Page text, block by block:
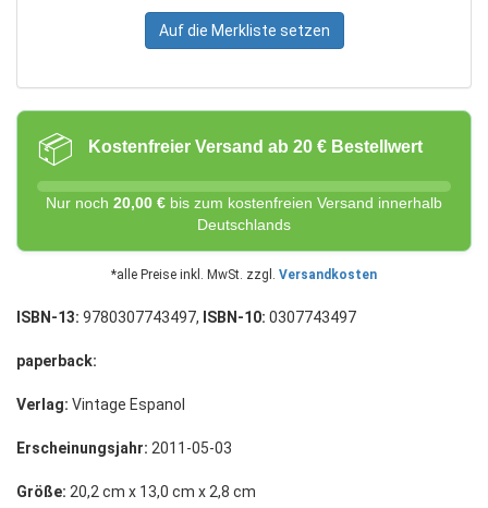
Auf die Merkliste setzen
📦 Kostenfreier Versand ab 20 € Bestellwert
Nur noch 20,00 € bis zum kostenfreien Versand innerhalb
Deutschlands
*alle Preise inkl. MwSt. zzgl. Versandkosten
ISBN-13: 9780307743497, ISBN-10: 0307743497
paperback:
Verlag: Vintage Espanol
Erscheinungsjahr: 2011-05-03
Größe: 20,2 cm x 13,0 cm x 2,8 cm